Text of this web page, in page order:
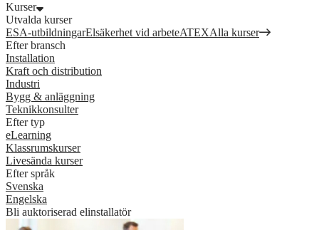
Kurser
Utvalda kurser
ESA-utbildningarElsäkerhet vid arbeteATEXAlla kurser
Efter bransch
Installation
Kraft och distribution
Industri
Bygg & anläggning
Teknikkonsulter
Efter typ
eLearning
Klassrumskurser
Livesända kurser
Efter språk
Svenska
Engelska
Bli auktoriserad elinstallatör